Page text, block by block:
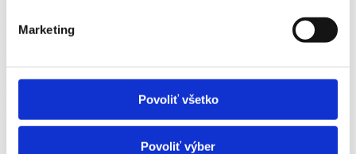
Marketing
Povoliť všetko
Povoliť výber
Veda a výskum
Výchova a vzdelávanie
Poľnohospodárstvo a lesníctvo
Strojárstvo
Pozor chyba!Adresa pracoviště